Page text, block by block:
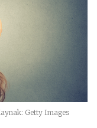
Getty Images